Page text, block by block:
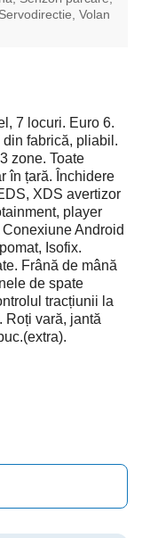
Volan
7 locuri. Euro 6.
fabrică, pliabil.
zone. Toate
în țară. Închidere
XDS avertizor
player
Android
Isofix.
Frână de mână
de spate
tracțiunii la
Roți vară, jantă